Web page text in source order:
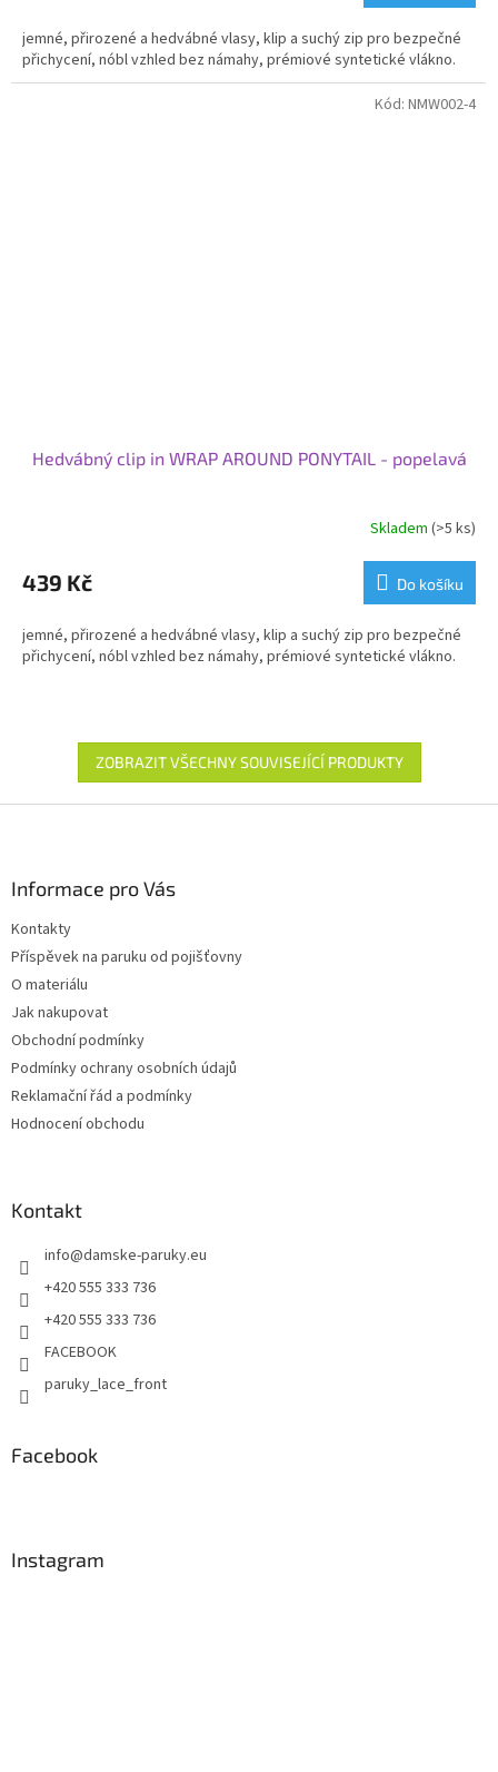
jemné, přirozené a hedvábné vlasy, klip a suchý zip pro bezpečné
přichycení, nóbl vzhled bez námahy, prémiové syntetické vlákno.
Hedvábný clip in WRAP AROUND PONYTAIL - popelavá
Skladem (>5 ks)
439 Kč Do košíku
jemné, přirozené a hedvábné vlasy, klip a suchý zip pro bezpečné
přichycení, nóbl vzhled bez námahy, prémiové syntetické vlákno.
Kód: NMW002-4
ZOBRAZIT VŠECHNY SOUVISEJÍCÍ PRODUKTY
Informace pro Vás
Kontakty
Příspěvek na paruku od pojišťovny
O materiálu
Jak nakupovat
Obchodní podmínky
Podmínky ochrany osobních údajů
Reklamační řád a podmínky
Hodnocení obchodu
Kontakt
info@damske-paruky.eu
+420 555 333 736
+420 555 333 736
FACEBOOK
paruky_lace_front
Facebook
Instagram